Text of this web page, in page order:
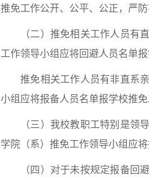
推免工作公开、公平、公正，严
（二）推免相关工作人员
工作领导小组应将回避人员名单
推免相关工作人员有非直系
小组应将报备人员名单报学校推免
（三）我校教职工特别是领
学院（系）推免工作领导小组应
（四）对于未按规定报备